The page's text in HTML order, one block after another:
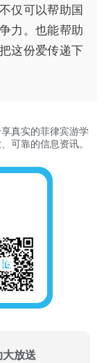
仅可以帮助国
力。也能帮助
这份爱传递下
真实的菲律宾游学
可靠的信息资讯。
大放送